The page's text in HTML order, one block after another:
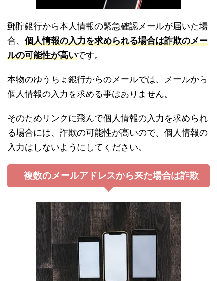
郵貯銀行から本人情報の緊急確認メールが届いた場
合、 個人情報の入力を求められる場合は詐欺のメー
ルの可能性が高いです。
本物のゆうちょ銀行からのメールでは、メールから
個人情報の入力を求める事はありません。
そのためリンクに飛んで個人情報の入力を求められ
る場合には、詐欺の可能性が高いので、個人情報の
入力はしないようにしてください。
複数のメールアドレスから来た場合は詐欺